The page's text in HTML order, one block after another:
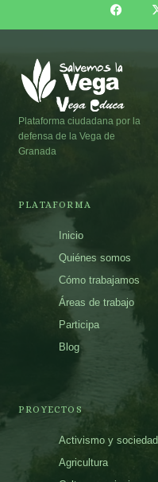
Plataforma ciudadana por la
defensa de la Vega de
Granada
PLATAFORMA
Inicio
Quiénes somos
Cómo trabajamos
Áreas de trabajo
Participa
Blog
PROYECTOS
Activismo y sociedad
Agricultura